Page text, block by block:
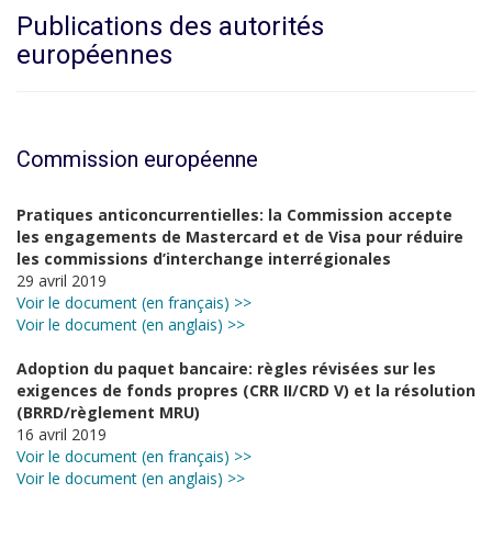
Publications des autorités
européennes
Commission européenne
Pratiques anticoncurrentielles: la Commission accepte
les engagements de Mastercard et de Visa pour réduire
les commissions d’interchange interrégionales
29 avril 2019
Voir le document (en français) >>
Voir le document (en anglais) >>
Adoption du paquet bancaire: règles révisées sur les
exigences de fonds propres (CRR II/CRD V) et la résolution
(BRRD/règlement MRU)
16 avril 2019
Voir le document (en français) >>
Voir le document (en anglais) >>